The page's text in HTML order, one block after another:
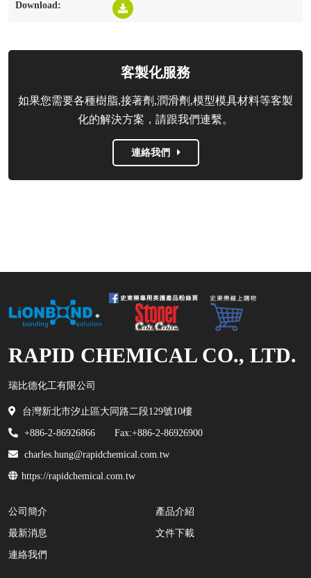
客製化服務
如果您需要各種樹脂,接著劑,潤滑劑,模型模具材料等客製
化的解決方案，請跟我們連繫。
連絡我們
RAPID CHEMICAL CO., LTD.
瑞比德化工有限公司
台灣新北市汐止區大同路二段129號10樓
+886-2-86926866 Fax:+886-2-86926900
charles.hung@rapidchemical.com.tw
https://rapidchemical.com.tw
公司簡介 產品介紹
最新消息 文件下載
連絡我們